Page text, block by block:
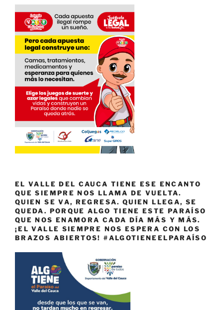
EL VALLE DEL CAUCA TIENE ESE ENCANTO
QUE SIEMPRE NOS LLAMA DE VUELTA.
QUIEN SE VA, REGRESA. QUIEN LLEGA, SE
QUEDA. PORQUE ALGO TIENE ESTE PARAÍSO
QUE NOS ENAMORA CADA DÍA MÁS Y MÁS.
¡EL VALLE SIEMPRE NOS ESPERA CON LOS
BRAZOS ABIERTOS! #ALGOTIENEELPARAÍSO